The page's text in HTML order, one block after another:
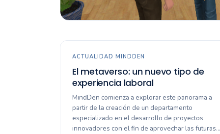
ACTUALIDAD MINDDEN
El metaverso: un nuevo tipo de
experiencia laboral
MindDen comienza a explorar este panorama a
partir de la creación de un departamento
especializado en el desarrollo de proyectos
innovadores con el fin de aprovechar las futuras…